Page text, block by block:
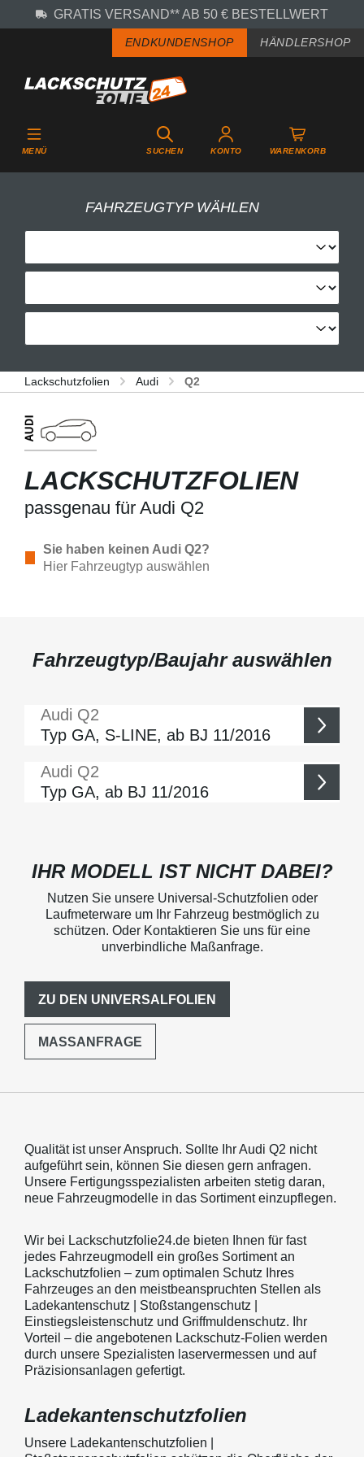
Zum Hauptinhalt springen
GRATIS VERSAND** AB 50 € BESTELLWERT
ENDKUNDENSHOP HÄNDLERSHOP
MENÜ SUCHEN KONTO WARENKORB
FAHRZEUGTYP WÄHLEN
Lackschutzfolien Audi Q2
LACKSCHUTZFOLIEN
passgenau für Audi Q2
Sie haben keinen Audi Q2?
Hier Fahrzeugtyp auswählen
Fahrzeugtyp/Baujahr auswählen
Audi Q2
Typ GA, S-LINE, ab BJ 11/2016
Audi Q2
Typ GA, ab BJ 11/2016
IHR MODELL IST NICHT DABEI?
Nutzen Sie unsere Universal-Schutzfolien oder
Laufmeterware um Ihr Fahrzeug bestmöglich zu
schützen. Oder Kontaktieren Sie uns für eine
unverbindliche Maßanfrage.
ZU DEN UNIVERSALFOLIEN
MASSANFRAGE
Qualität ist unser Anspruch. Sollte Ihr Audi Q2 nicht
aufgeführt sein, können Sie diesen gern anfragen.
Unsere Fertigungsspezialisten arbeiten stetig daran,
neue Fahrzeugmodelle in das Sortiment einzupflegen.
Wir bei Lackschutzfolie24.de bieten Ihnen für fast
jedes Fahrzeugmodell ein großes Sortiment an
Lackschutzfolien – zum optimalen Schutz Ihres
Fahrzeuges an den meistbeanspruchten Stellen als
Ladekantenschutz | Stoßstangenschutz |
Einstiegsleistenschutz und Griffmuldenschutz. Ihr
Vorteil – die angebotenen Lackschutz-Folien werden
durch unsere Spezialisten laservermessen und auf
Präzisionsanlagen gefertigt.
Ladekantenschutzfolien
Unsere Ladekantenschutzfolien |